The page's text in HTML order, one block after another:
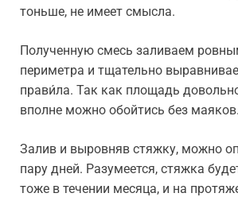
тоньше, не имеет смысла.
Полученную смесь заливаем
периметра и тщательно
прави́ла. Так как площадь
вполне можно обойтись без маяков.
Залив и выровняв стяжку, можно
пару дней. Разумеется, стяжка
тоже в течении месяца, и на